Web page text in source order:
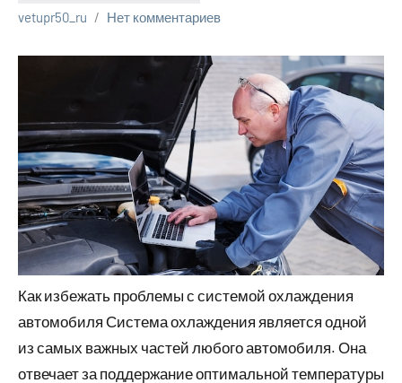
vetupr50_ru
Нет комментариев
Как избежать проблемы с системой охлаждения
автомобиля Система охлаждения является одной
из самых важных частей любого автомобиля. Она
отвечает за поддержание оптимальной температуры